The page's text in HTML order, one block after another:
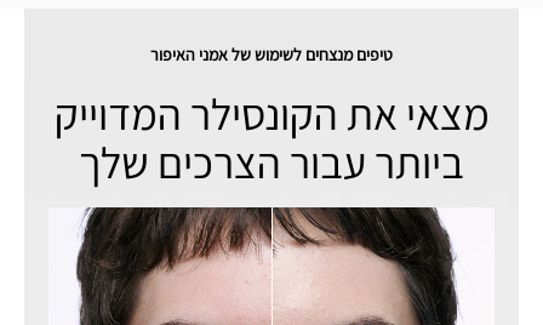
טיפים מנצחים לשימוש של אמני האיפור
מצאי את הקונסילר המדוייק
ביותר עבור הצרכים שלך